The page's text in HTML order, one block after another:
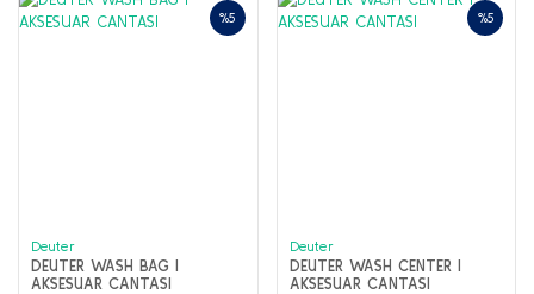
%5
Deuter
DEUTER WASH BAG I
AKSESUAR CANTASI
%5
Deuter
DEUTER WASH CENTER I
AKSESUAR CANTASI